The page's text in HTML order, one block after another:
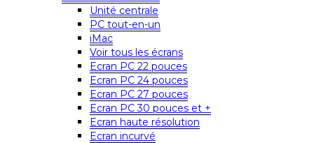
Unité centrale
PC tout-en-un
iMac
Voir tous les écrans
Ecran PC 22 pouces
Ecran PC 24 pouces
Ecran PC 27 pouces
Ecran PC 30 pouces et +
Ecran haute résolution
Ecran incurvé